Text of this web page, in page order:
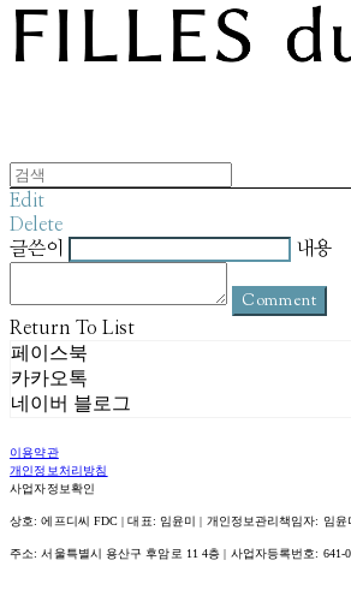
Edit
Delete
글쓴이
내용
Comment
Return To List
페이스북
카카오톡
네이버 블로그
이용약관
개인정보처리방침
사업자정보확인
상호: 에프디씨 FDC | 대표: 임윤미 | 개인정보관리책임자: 임윤
주소: 서울특별시 용산구 후암로 11 4층 | 사업자등록번호: 641-